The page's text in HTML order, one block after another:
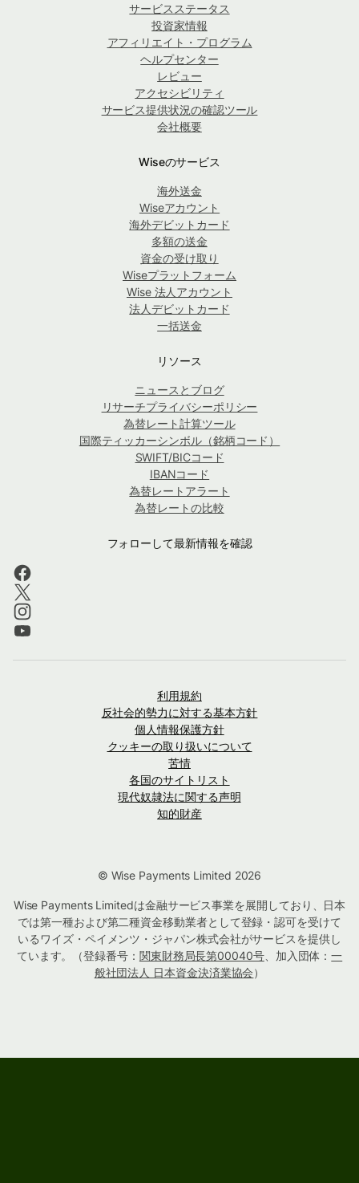
サービスステータス
投資家情報
アフィリエイト・プログラム
ヘルプセンター
レビュー
アクセシビリティ
サービス提供状況の確認ツール
会社概要
Wiseのサービス
海外送金
Wiseアカウント
海外デビットカード
多額の送金
資金の受け取り
Wiseプラットフォーム
Wise 法人アカウント
法人デビットカード
一括送金
リソース
ニュースとブログ
リサーチプライバシーポリシー
為替レート計算ツール
国際ティッカーシンボル（銘柄コード）
SWIFT/BICコード
IBANコード
為替レートアラート
為替レートの比較
フォローして最新情報を確認
利用規約
反社会的勢力に対する基本方針
個人情報保護方針
クッキーの取り扱いについて
苦情
各国のサイトリスト
現代奴隷法に関する声明
知的財産
© Wise Payments Limited 2026
Wise Payments Limitedは金融サービス事業を展開しており、日本
では第一種および第二種資金移動業者として登録・認可を受けて
いるワイズ・ペイメンツ・ジャパン株式会社がサービスを提供し
ています。（登録番号： 関東財務局長第00040号、加入団体：一
般社団法人 日本資金決済業協会）